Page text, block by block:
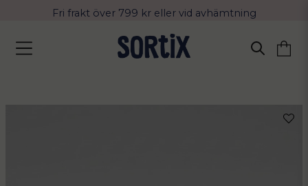
Fri frakt över 799 kr eller vid avhämtning
Leverans 2-4 arbetsdagar med Postnord